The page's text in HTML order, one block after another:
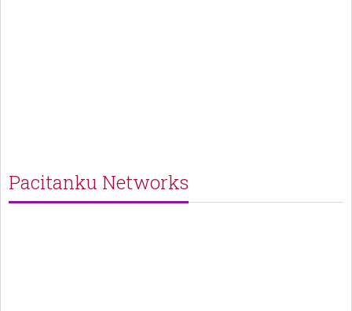
Pacitanku Networks